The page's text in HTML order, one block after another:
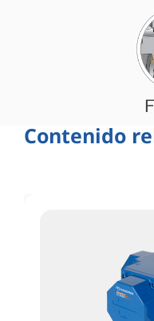
Contenido